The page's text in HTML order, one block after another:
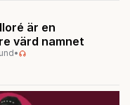
är en
värd namnet
•